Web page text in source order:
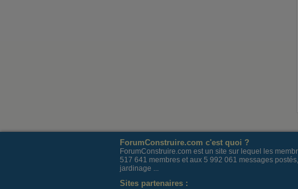
ForumConstruire.com c'est quoi ?
ForumConstruire.com est un site sur lequel les
517 641 membres et aux 5 992 061 messages
jardinage ...
Sites partenaires :